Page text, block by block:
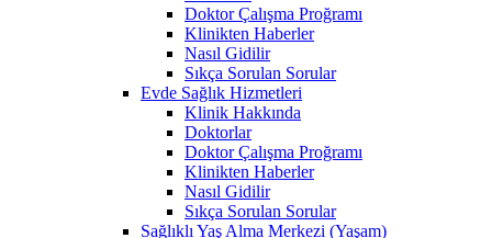
Doktor Çalışma Proğramı
Klinikten Haberler
Nasıl Gidilir
Sıkça Sorulan Sorular
Evde Sağlık Hizmetleri
Klinik Hakkında
Doktorlar
Doktor Çalışma Proğramı
Klinikten Haberler
Nasıl Gidilir
Sıkça Sorulan Sorular
Sağlıklı Yaş Alma Merkezi (Yaşam)